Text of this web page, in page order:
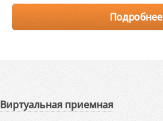
Подробнее
Виртуальная приемная